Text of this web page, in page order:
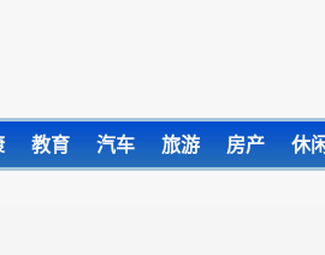
教育 汽车 旅游 房产 休